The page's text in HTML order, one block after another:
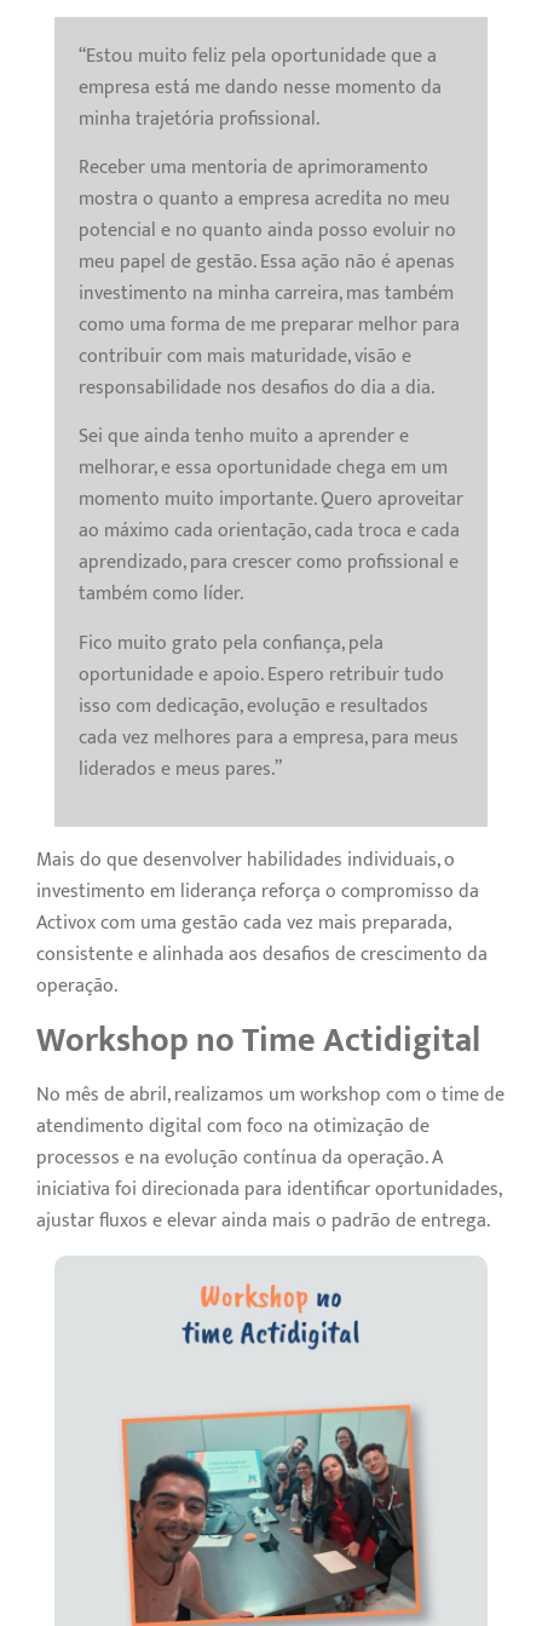
“Estou muito feliz pela oportunidade que a
empresa está me dando nesse momento da
minha trajetória profissional.
Receber uma mentoria de aprimoramento
mostra o quanto a empresa acredita no meu
potencial e no quanto ainda posso evoluir no
meu papel de gestão. Essa ação não é apenas
investimento na minha carreira, mas também
como uma forma de me preparar melhor para
contribuir com mais maturidade, visão e
responsabilidade nos desafios do dia a dia.
Sei que ainda tenho muito a aprender e
melhorar, e essa oportunidade chega em um
momento muito importante. Quero aproveitar
ao máximo cada orientação, cada troca e cada
aprendizado, para crescer como profissional e
também como líder.
Fico muito grato pela confiança, pela
oportunidade e apoio. Espero retribuir tudo
isso com dedicação, evolução e resultados
cada vez melhores para a empresa, para meus
liderados e meus pares.”
Mais do que desenvolver habilidades individuais, o
investimento em liderança reforça o compromisso da
Activox com uma gestão cada vez mais preparada,
consistente e alinhada aos desafios de crescimento da
operação.
Workshop no Time Actidigital
No mês de abril, realizamos um workshop com o time de
atendimento digital com foco na otimização de
processos e na evolução contínua da operação. A
iniciativa foi direcionada para identificar oportunidades,
ajustar fluxos e elevar ainda mais o padrão de entrega.